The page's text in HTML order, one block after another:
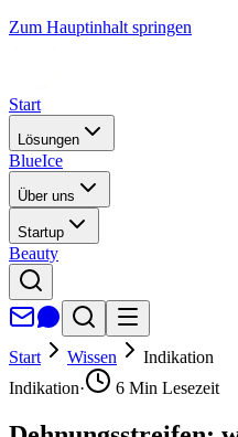
Zum Hauptinhalt springen
Start
Lösungen
BlueIce
Über uns
Startup
Beauty
Start Wissen
Indikation
Indikation· 6 Min Lesezeit